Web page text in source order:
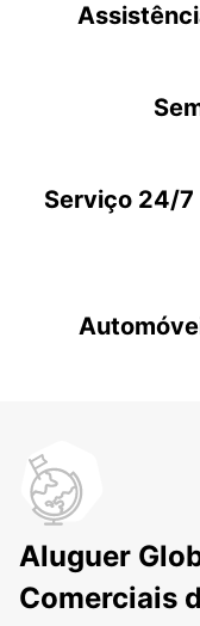
Serviço 24/7
Aluguer
Comerciais